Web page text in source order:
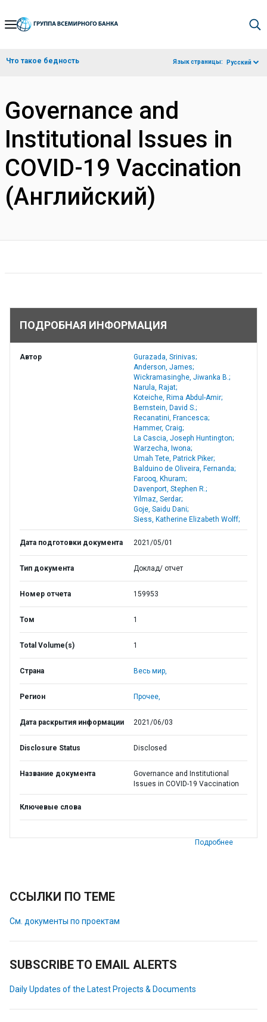
Skip
Navigation
Что такое бедность Язык страницы: Русский
Governance and
Institutional Issues in
COVID-19 Vaccination
(Английский)
ПОДРОБНАЯ ИНФОРМАЦИЯ
Автор
Gurazada, Srinivas;
Anderson, James;
Wickramasinghe, Jiwanka B.;
Narula, Rajat;
Koteiche, Rima Abdul-Amir;
Bernstein, David S.;
Recanatini, Francesca;
Hammer, Craig;
La Cascia, Joseph Huntington;
Warzecha, Iwona;
Umah Tete, Patrick Piker;
Balduino de Oliveira, Fernanda;
Farooq, Khuram;
Davenport, Stephen R.;
Yilmaz, Serdar;
Goje, Saidu Dani;
Siess, Katherine Elizabeth Wolff;
Дата подготовки документа 2021/05/01
Тип документа Доклад/ отчет
Номер отчета 159953
Том 1
Total Volume(s) 1
Страна Весь мир,
Регион Прочее,
Дата раскрытия информации 2021/06/03
Disclosure Status Disclosed
Название документа
Governance and Institutional
Issues in COVID-19 Vaccination
Ключевые слова
Подробнее
ССЫЛКИ ПО ТЕМЕ
См. документы по проектам
SUBSCRIBE TO EMAIL ALERTS
Daily Updates of the Latest Projects & Documents